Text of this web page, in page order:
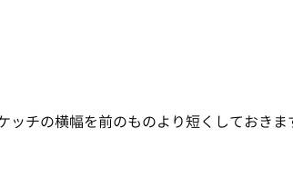
ッチの横幅を前のものより短くしておきま